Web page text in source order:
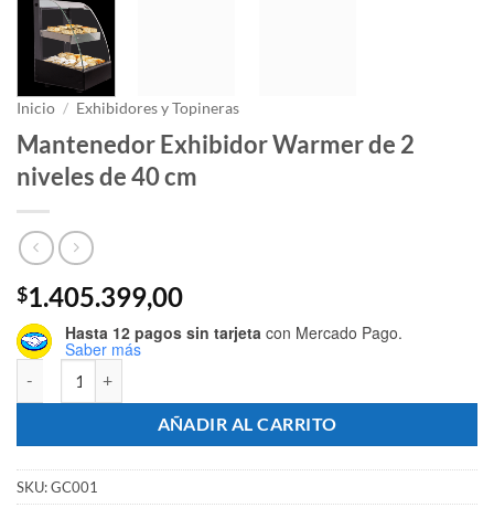
Inicio / Exhibidores y Topineras
Mantenedor Exhibidor Warmer de 2
niveles de 40 cm
$1.405.399,00
Hasta 12 pagos sin tarjeta con Mercado Pago.
Saber más
AÑADIR AL CARRITO
SKU:GC001